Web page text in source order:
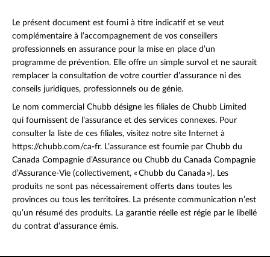
Le présent document est fourni à titre indicatif et se veut
complémentaire à l’accompagnement de vos conseillers
professionnels en assurance pour la mise en place d’un
programme de prévention. Elle offre un simple survol et ne saurait
remplacer la consultation de votre courtier d’assurance ni des
conseils juridiques, professionnels ou de génie.
Le nom commercial Chubb désigne les filiales de Chubb Limited
qui fournissent de l’assurance et des services connexes. Pour
consulter la liste de ces filiales, visitez notre site Internet à
https://chubb.com/ca-fr. L’assurance est fournie par Chubb du
Canada Compagnie d’Assurance ou Chubb du Canada Compagnie
d’Assurance-Vie (collectivement, « Chubb du Canada »). Les
produits ne sont pas nécessairement offerts dans toutes les
provinces ou tous les territoires. La présente communication n’est
qu’un résumé des produits. La garantie réelle est régie par le libellé
du contrat d’assurance émis.